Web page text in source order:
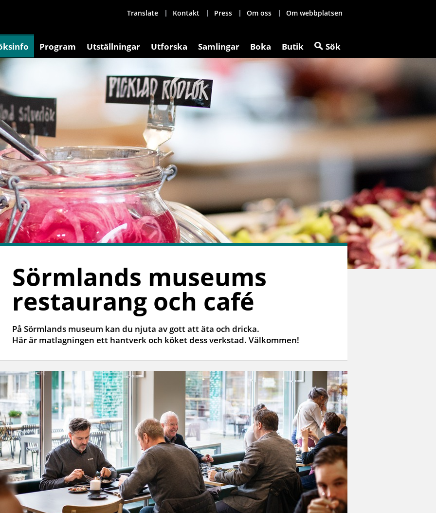
Translate Kontakt Press Om oss Om webbplatsen
Program Utställningar Utforska Samlingar Boka Butik Sök
Sörmlands museums
restaurang och café
På Sörmlands museum kan du njuta av gott att äta och dricka.
Här är matlagningen ett hantverk och köket dess verkstad. Välkommen!